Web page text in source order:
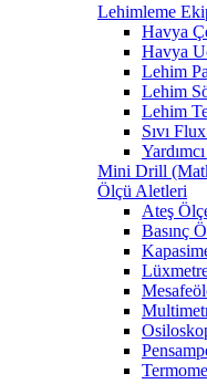
Lehimleme
Havya
Havya
Lehim
Lehim
Lehim
Sıvı
Mini Drill
Ölçü Aletleri
Ateş
Basınç